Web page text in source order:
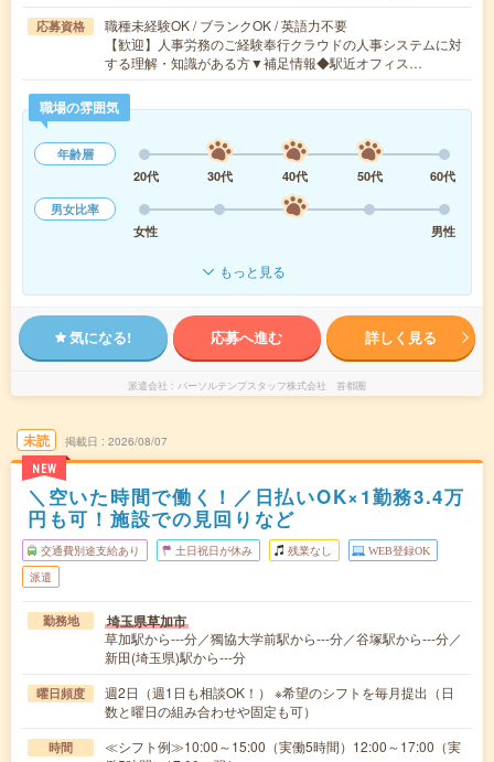
応募資格
職種未経験OK / ブランクOK / 英語力不要
【歓迎】人事労務のご経験奉行クラウドの人事システムに対
する理解・知識がある方▼補足情報◆駅近オフィス…
職場の雰囲気
年齢層
20代
30代 40代 50代
60代
男女比率
女性
男性
もっと見る
気になる! 応募へ進む 詳しく見る
派遣会社 パーソルテンプスタッフ株式会社 首都圏
未読
NEW
掲載日 2026/08/07
＼空いた時間で働く！／日払いOK×1勤務3.4万
円も可！施設での見回りなど
交通費別途支給あり 土日祝日が休み 残業なし WEB登録OK
派遣
勤務地 埼玉県草加市
草加駅から---分／獨協大学前駅から---分／谷塚駅から---分／
新田(埼玉県)駅から---分
曜日頻度
週2日（週1日も相談OK！） ※希望のシフトを毎月提出（日
数と曜日の組み合わせや固定も可）
時間
≪シフト例≫10:00～15:00（実働5時間）12:00～17:00（実